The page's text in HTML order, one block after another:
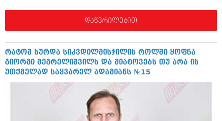
დეკემბერი 2015 (207)
ოქტომბერი 2015 (204)
აგვისტო 2015 (286)
ივლისი 2015 (173)
ივნისი 2015 (261)
მაისი 2015 (194)
აპრილი 2015 (208)
მარტი 2015 (365)
თებერვალი 2015 (286)
დაწვრილებით
რატომ სურდა სიკვდილმისჯილის როლში ყოფნა
გიორგი მეგრელიშვილს და მიატოვებს თუ არა ის
უთქმელად საყვარელ ადამიანს №15